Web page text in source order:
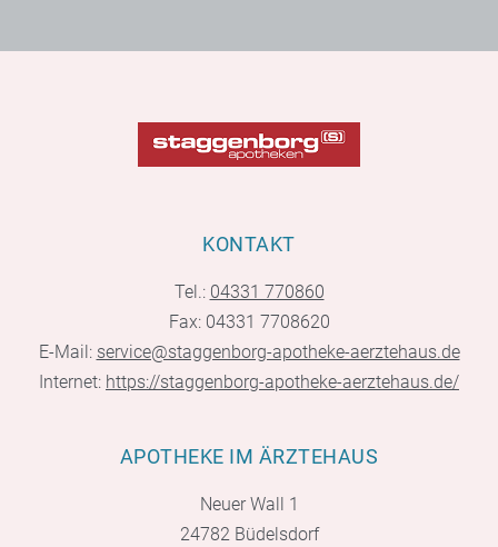
KONTAKT
Tel.: 04331 770860
Fax: 04331 7708620
E-Mail: service@staggenborg-apotheke-aerztehaus.de
Internet: https://staggenborg-apotheke-aerztehaus.de/
APOTHEKE IM ÄRZTEHAUS
Neuer Wall 1
24782 Büdelsdorf